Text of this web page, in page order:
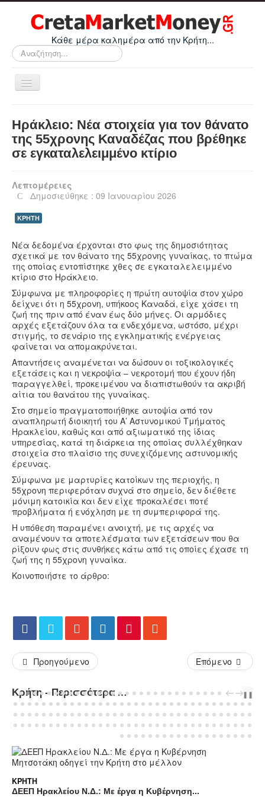
Κάθε μέρα καλημέρα από την Κρήτη...
Αναζήτηση...
Εναλλαγή
πλοήγησης
Οικονομικά
Κρήτη
Ε.Ε.
Κόσμος
Τεχνολογία
Υγεία
Πολιτισμός
Αθλητικά
Βίντεο
Ηράκλειο: Νέα στοιχεία για τον θάνατο
της 55χρονης Καναδέζας που βρέθηκε
σε εγκαταλελειμμένο κτίριο
Λεπτομέρειες
Δημοσιεύθηκε : 09 Ιανουαρίου 2026
ΚΡΗΤΗ
Νέα δεδομένα έρχονται στο φως της δημοσιότητας
σχετικά με τον θάνατο της 55χρονης γυναίκας, το πτώμα
της οποίας εντοπίστηκε χθες σε εγκαταλελειμμένο
κτίριο στο Ηράκλειο.
Σύμφωνα με πληροφορίες η πρώτη αυτοψία στον χώρο
δείχνει ότι η 55χρονη, υπήκοος Καναδά, είχε χάσει τη
ζωή της πριν από έναν έως δύο μήνες. Οι αρμόδιες
αρχές εξετάζουν όλα τα ενδεχόμενα, ωστόσο, μέχρι
στιγμής, το σενάριο της εγκληματικής ενέργειας
φαίνεται να απομακρύνεται.
Απαντήσεις αναμένεται να δώσουν οι τοξικολογικές
εξετάσεις και η νεκροψία – νεκροτομή που έχουν ήδη
παραγγελθεί, προκειμένου να διαπιστωθούν τα ακριβή
αίτια του θανάτου της γυναίκας.
Στο σημείο πραγματοποιήθηκε αυτοψία από τον
αναπληρωτή διοικητή του Α’ Αστυνομικού Τμήματος
Ηρακλείου, καθώς και από αξιωματικό της ίδιας
υπηρεσίας, κατά τη διάρκεια της οποίας συλλέχθηκαν
στοιχεία στο πλαίσιο της συνεχιζόμενης αστυνομικής
έρευνας.
Σύμφωνα με μαρτυρίες κατοίκων της περιοχής, η
55χρονη περιφερόταν συχνά στο σημείο, δεν διέθετε
μόνιμη κατοικία και δεν είχε προκαλέσει ποτέ
προβλήματα ή ενόχληση με τη συμπεριφορά της.
Η υπόθεση παραμένει ανοιχτή, με τις αρχές να
αναμένουν τα αποτελέσματα των εξετάσεων που θα
ρίξουν φως στις συνθήκες κάτω από τις οποίες έχασε τη
ζωή της η 55χρονη γυναίκα.
Κοινοποιήστε το άρθρο:
Προηγούμενο Επόμενο
Κρήτη - Περισσότερα Άρθρα... PREVNEXT
❚❚
ΚΡΉΤΗ
ΔΕΕΠ Ηρακλείου Ν.Δ.: Με έργα η Κυβέρνηση...